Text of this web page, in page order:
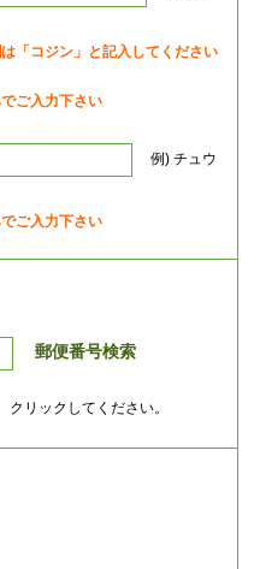
「コジン」と記入してください
ご入力下さい
例) チュウ
ご入力下さい
郵便番号検索
クリックしてください。